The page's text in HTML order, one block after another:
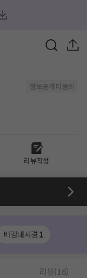
정보공개 미동의
리뷰작성
비강내시경 1
리뷰(16)